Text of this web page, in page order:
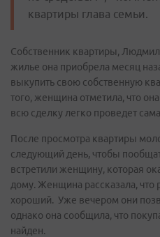
квартиры глава семьи.
Собственник квартиры,
жилье она приобрела месяц
выкупить свою собственную
того, женщина отметила, что
всю сделку легко проведет
После просмотра квартиры
следующий день, чтобы
встретили женщину, которая
дому. Женщина рассказала, что
хороший. Уже вечером они
однако она сообщила, что
найден.